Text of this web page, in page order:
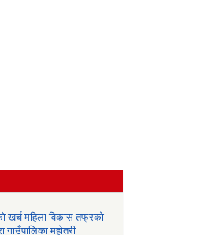
महिला विकास तफ्रको
गाउँपालिका महोतरी